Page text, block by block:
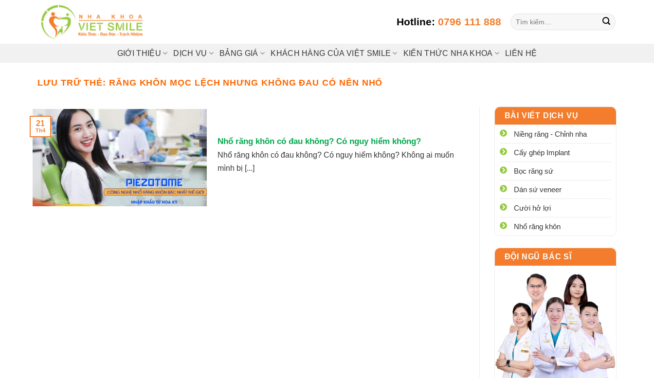
Hotline: 0796 111 888
Tìm
kiếm:
GIỚI THIỆU DỊCH VỤ BẢNG GIÁ KHÁCH HÀNG CỦA VIỆT SMILE KIẾN THỨC NHA KHOA LIÊN HỆ
LƯU TRỮ THẺ: RĂNG KHÔN MỌC LỆCH NHƯNG KHÔNG ĐAU CÓ NÊN NHỔ
Nhổ răng khôn có đau không? Có nguy hiểm không?
Nhổ răng khôn có đau không? Có nguy hiểm không? Không ai muốn
mình bị [...]
21
Th4
BÀI VIẾT DỊCH VỤ
Niềng răng - Chỉnh nha
Cấy ghép Implant
Bọc răng sứ
Dán sứ veneer
Cười hở lợi
Nhổ răng khôn
ĐỘI NGŨ BÁC SĨ